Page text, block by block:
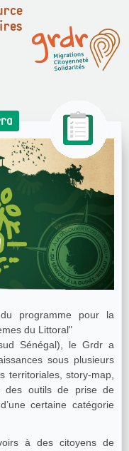
programme pour la
du Littoral"
Sénégal), le Grdr a
sous plusieurs
territoriales, story-map,
des outils de prise de
certaine catégorie
à des citoyens de